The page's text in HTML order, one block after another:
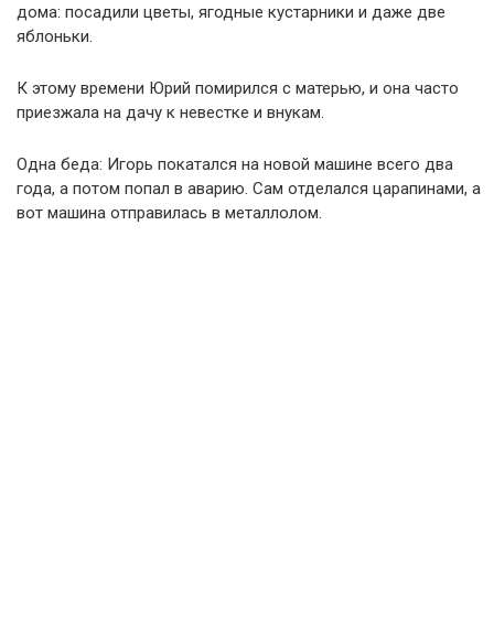
дома: посадили цветы, ягодные кустарники и даже две
яблоньки.
К этому времени Юрий помирился с матерью, и она часто
приезжала на дачу к невестке и внукам.
Одна беда: Игорь покатался на новой машине всего два
года, а потом попал в аварию. Сам отделался царапинами, а
вот машина отправилась в металлолом.